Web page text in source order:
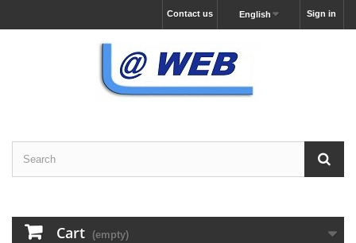
Sign in
English
Contact us
Cart (empty)